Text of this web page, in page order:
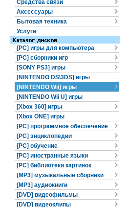
Средства связи
Аксессуары
Бытовая техника
Услуги
[PC] игры для компьютера
[PC] сборники игр
[SONY PS3] игры
[NINTENDO DS\3DS] игры
[NINTENDO Wii] игры
[NINTENDO Wii U] игры
[Xbox 360] игры
[Xbox ONE] игры
[PC] программное обеспечение
[PC] энциклопедии
[PC] обучение
[PC] иностранные языки
[PC] библиотеки картинок
[MP3] музыкальные сборники
[MP3] аудиокниги
[DVD] видеофильмы
[DVD] видеоклипы